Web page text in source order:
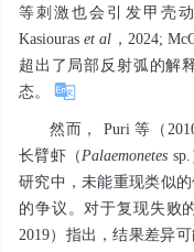
等刺激也会引发甲壳
Kasiouraset al ，2024;
超出了局部反射弧的解
态。
然而， Puri 等（
长臂虾（Palaemonetes
研究中，未能重现类似
的争议。对于复现失败
2019）指出，结果差异